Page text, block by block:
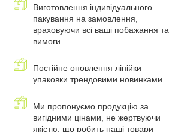
Виготовлення індивідуального
пакування на замовлення,
враховуючи всі ваші побажання та
вимоги.
Постійне оновлення лінійки
упаковки трендовими новинками.
Ми пропонуємо продукцію за
вигідними цінами, не жертвуючи
якістю, що робить наші товари